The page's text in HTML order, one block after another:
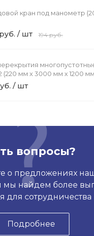
кран под манометр
/ шт 194 руб.
(220 мм х 3000 мм х 1200
/ шт
вопросы?
о предложениях
мы найдем более
для сотрудничества
Подробнее